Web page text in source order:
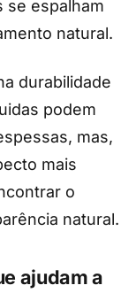
se espalham
natural.
durabilidade
podem
mas,
mais
o
natural.
ajudam a